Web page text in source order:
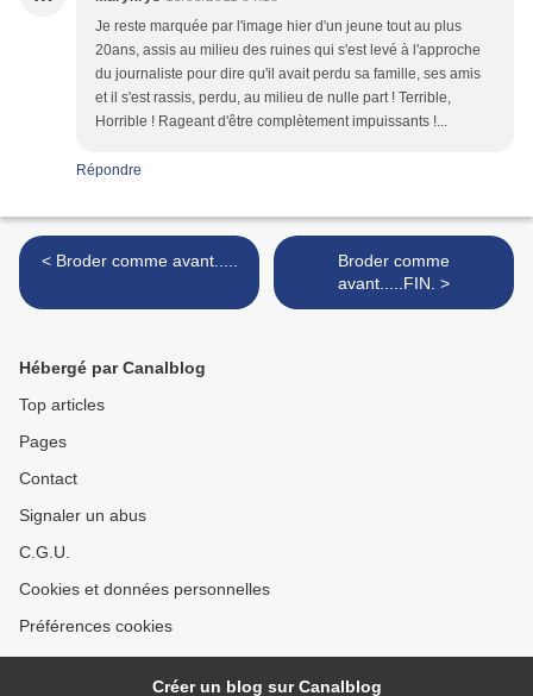
Je reste marquée par l'image hier d'un jeune tout au plus
20ans, assis au milieu des ruines qui s'est levé à l'approche
du journaliste pour dire qu'il avait perdu sa famille, ses amis
et il s'est rassis, perdu, au milieu de nulle part ! Terrible,
Horrible ! Rageant d'être complètement impuissants !...
Répondre
< Broder comme avant.....
Broder comme
avant.....FIN. >
Hébergé par Canalblog
Top articles
Pages
Contact
Signaler un abus
C.G.U.
Cookies et données personnelles
Préférences cookies
Créer un blog sur Canalblog